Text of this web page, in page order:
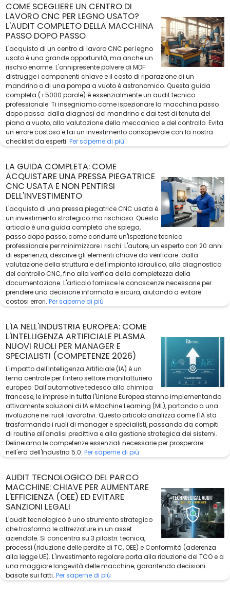
COME SCEGLIERE UN CENTRO DI
LAVORO CNC PER LEGNO USATO?
L'AUDIT COMPLETO DELLA MACCHINA
PASSO DOPO PASSO
L'acquisto di un centro di lavoro CNC per legno
usato è una grande opportunità, ma anche un
rischio enorme. L'onnipresente polvere di MDF
distrugge i componenti chiave e il costo di riparazione di un
mandrino o di una pompa a vuoto è astronomico. Questa guida
completa (+5000 parole) è essenzialmente un audit tecnico
professionale. Ti insegniamo come ispezionare la macchina passo
dopo passo: dalla diagnosi del mandrino e dai test di tenuta del
piano a vuoto, alla valutazione della meccanica e del controllo. Evita
un errore costoso e fai un investimento consapevole con la nostra
checklist da esperti. Per saperne di più
LA GUIDA COMPLETA: COME
ACQUISTARE UNA PRESSA PIEGATRICE
CNC USATA E NON PENTIRSI
DELL'INVESTIMENTO
L'acquisto di una pressa piegatrice CNC usata è
un investimento strategico ma rischioso. Questo
articolo è una guida completa che spiega,
passo dopo passo, come condurre un'ispezione tecnica
professionale per minimizzare i rischi. L'autore, un esperto con 20 anni
di esperienza, descrive gli elementi chiave da verificare: dalla
valutazione della struttura e dell'impianto idraulico, alla diagnostica
del controllo CNC, fino alla verifica della completezza della
documentazione. L'articolo fornisce le conoscenze necessarie per
prendere una decisione informata e sicura, aiutando a evitare
costosi errori. Per saperne di più
L'IA NELL'INDUSTRIA EUROPEA: COME
L'INTELLIGENZA ARTIFICIALE PLASMA
NUOVI RUOLI PER MANAGER E
SPECIALISTI (COMPETENZE 2026)
L'impatto dell'Intelligenza Artificiale (IA) è un
tema centrale per l'intero settore manifatturiero
europeo. Dall'automotive tedesco alla chimica
francese, le imprese in tutta l'Unione Europea stanno implementando
attivamente soluzioni di IA e Machine Learning (ML), portando a una
rivoluzione nei ruoli lavorativi. Questo articolo analizza come l'IA sta
trasformando i ruoli di manager e specialisti, passando da compiti
di routine all'analisi predittiva e alla gestione strategica dei sistemi.
Delineiamo le competenze essenziali necessarie per prosperare
nell'era dell'Industria 5.0. Per saperne di più
AUDIT TECNOLOGICO DEL PARCO
MACCHINE: CHIAVE PER AUMENTARE
L'EFFICIENZA (OEE) ED EVITARE
SANZIONI LEGALI
L'audit tecnologico è uno strumento strategico
che trasforma le attrezzature in un asset
aziendale. Si concentra su 3 pilastri: tecnica,
processi (riduzione delle perdite di TC, OEE) e Conformità (aderenza
alla legge UE). L'investimento regolare porta alla riduzione del TCO e a
una maggiore longevità delle macchine, garantendo decisioni
basate sui fatti. Per saperne di più